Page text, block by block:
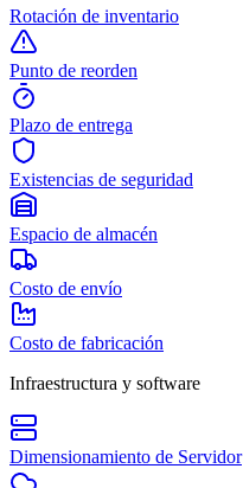
Rotación de inventario
Punto de reorden
Plazo de entrega
Existencias de seguridad
Espacio de almacén
Costo de envío
Costo de fabricación
Infraestructura y software
Dimensionamiento de Servidor